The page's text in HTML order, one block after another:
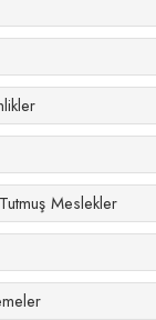
Meslekler